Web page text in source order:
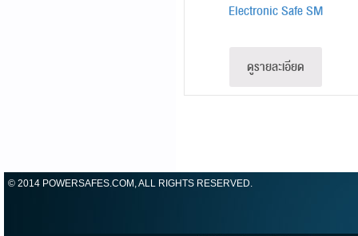
Electronic Safe SM
ดูรายละเอียด
© 2014 POWERSAFES.COM, ALL RIGHTS RESERVED.